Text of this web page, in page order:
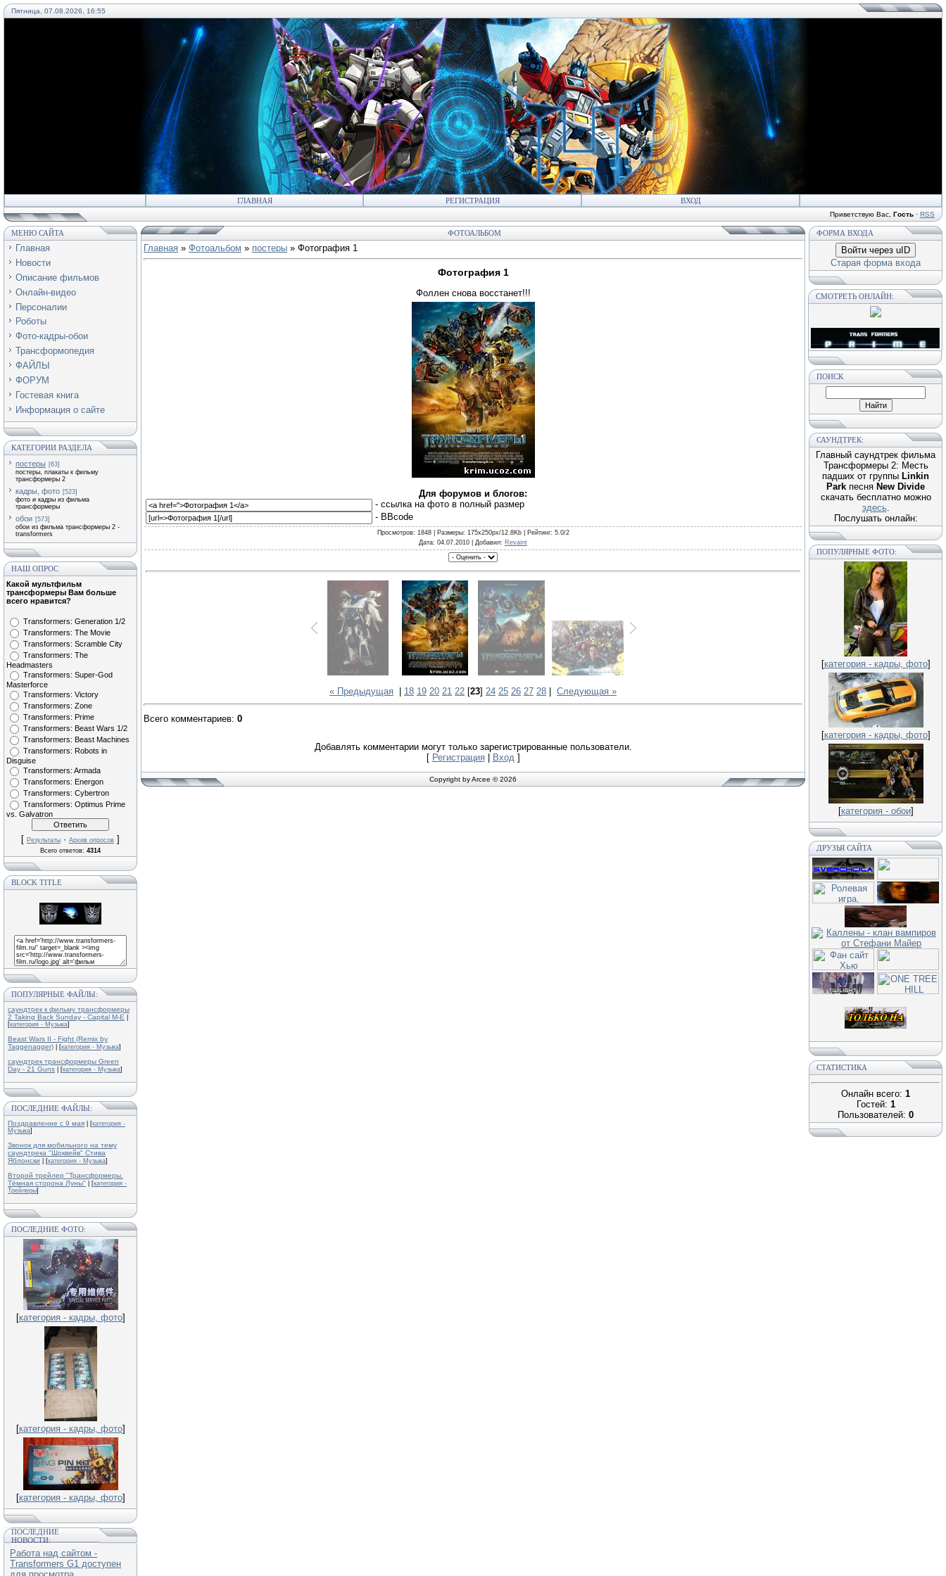
Пятница, 07.08.2026, 16:55
ГЛАВНАЯ РЕГИСТРАЦИЯ ВХОД
Приветствую Вас Гость · RSS
МЕНЮ САЙТА
Главная
Новости
Описание фильмов
Онлайн-видео
Персоналии
Роботы
Фото-кадры-обои
Трансформопедия
ФАЙЛЫ
ФОРУМ
Гостевая книга
Информация о сайте
КАТЕГОРИИ РАЗДЕЛА
постеры [63]
постеры, плакаты к фильму
трансформеры 2
кадры, фото [523]
фото и кадры из фильма
трансформеры
обои [573]
обои из фильма трансформеры 2 -
transformers
НАШ ОПРОС
Какой мультфильм
трансформеры Вам больше
всего нравится?
Transformers: Generation 1/2
Transformers: The Movie
Transformers: Scramble City
Transformers: The
Headmasters
Transformers: Super-God
Masterforce
Transformers: Victory
Transformers: Zone
Transformers: Prime
Transformers: Beast Wars 1/2
Transformers: Beast Machines
Transformers: Robots in
Disguise
Transformers: Armada
Transformers: Energon
Transformers: Cybertron
Transformers: Optimus Prime
vs. Galvatron
[ Результаты · Архив опросов ]
Всего ответов: 4314
BLOCK TITLE
ПОПУЛЯРНЫЕ ФАЙЛЫ:
саундтрек к фильму трансформеры
2 Taking Back Sunday - Capital M-E
[категория - Музыка]
Beast Wars II - Fight (Remix by
Taggenagger)
| [категория - Музыка]
саундтрек трансформеры Green
Day - 21 Guns
| [категория - Музыка]
ПОСЛЕДНИЕ ФАЙЛЫ:
Поздравление с 9 мая | [категория -
Музыка]
Звонок для мобильного на тему
саундтрека "Шоквейв" Стива
Яблонски
| [категория - Музыка]
Второй трейлер "Трансформеры.
Тёмная сторона Луны"
| [категория -
Трейлеры]
ПОСЛЕДНИЕ ФОТО:
[категория - кадры, фото]
[категория - кадры, фото]
[категория - кадры, фото]
ПОСЛЕДНИЕ
НОВОСТИ:
Работа над сайтом -
Transformers G1 доступен
ФОТОАЛЬБОМ
Главная » Фотоальбом » постеры » Фотография 1
Фотография 1
Фоллен снова восстанет!!!
Для форумов и блогов:
- cсылка на фото в полный размер
- BBcode
Просмотров: 1848 | Размеры: 175x250px/12.8Kb | Рейтинг: 5.0/2
Дата: 04.07.2010 | Добавил: Revaint
« Предыдущая 18 19 20 21 22 [23] 24 25 26 27 28 Следующая »
Всего комментариев: 0
Добавлять комментарии могут только зарегистрированные пользователи.
[ Регистрация| Вход]
Copyright by Arcee © 2026
ФОРМА ВХОДА
Войти через uID
Старая форма входа
СМОТРЕТЬ ОНЛАЙН:
ПОИСК
САУНДТРЕК:
Главный саундтрек фильма
Трансформеры 2: Месть
падших от группы Linkin
Park песня New Divide
скачать бесплатно можно
здесь.
Послушать онлайн:
ПОПУЛЯРНЫЕ ФОТО:
[категория - кадры, фото]
[категория - кадры, фото]
[категория - обои]
ДРУЗЬЯ САЙТА
СТАТИСТИКА
Онлайн всего: 1
Гостей: 1
Пользователей: 0